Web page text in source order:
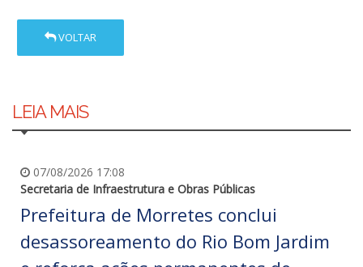
VOLTAR
LEIA MAIS
07/08/2026 17:08
Secretaria de Infraestrutura e Obras Públicas
Prefeitura de Morretes conclui
desassoreamento do Rio Bom Jardim